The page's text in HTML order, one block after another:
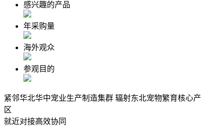
感兴趣的产品
年采购量
海外观众
参观目的
紧邻华北华中宠业生产制造集群 辐射东北宠物繁育核心产
区
就近对接高效协同